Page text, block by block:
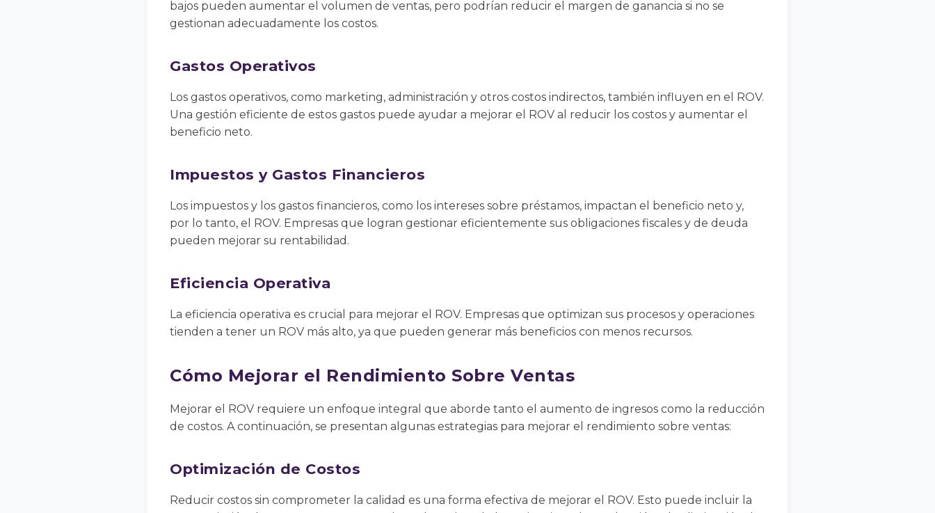
bajos pueden aumentar el volumen de ventas, pero podrían reducir el margen de ganancia si no se
gestionan adecuadamente los costos.
Gastos Operativos
Los gastos operativos, como marketing, administración y otros costos indirectos, también influyen en el ROV.
Una gestión eficiente de estos gastos puede ayudar a mejorar el ROV al reducir los costos y aumentar el
beneficio neto.
Impuestos y Gastos Financieros
Los impuestos y los gastos financieros, como los intereses sobre préstamos, impactan el beneficio neto y,
por lo tanto, el ROV. Empresas que logran gestionar eficientemente sus obligaciones fiscales y de deuda
pueden mejorar su rentabilidad.
Eficiencia Operativa
La eficiencia operativa es crucial para mejorar el ROV. Empresas que optimizan sus procesos y operaciones
tienden a tener un ROV más alto, ya que pueden generar más beneficios con menos recursos.
Cómo Mejorar el Rendimiento Sobre Ventas
Mejorar el ROV requiere un enfoque integral que aborde tanto el aumento de ingresos como la reducción
de costos. A continuación, se presentan algunas estrategias para mejorar el rendimiento sobre ventas:
Optimización de Costos
Reducir costos sin comprometer la calidad es una forma efectiva de mejorar el ROV. Esto puede incluir la